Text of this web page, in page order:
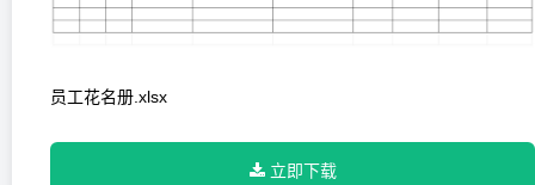
员工花名册.xlsx
立即下载